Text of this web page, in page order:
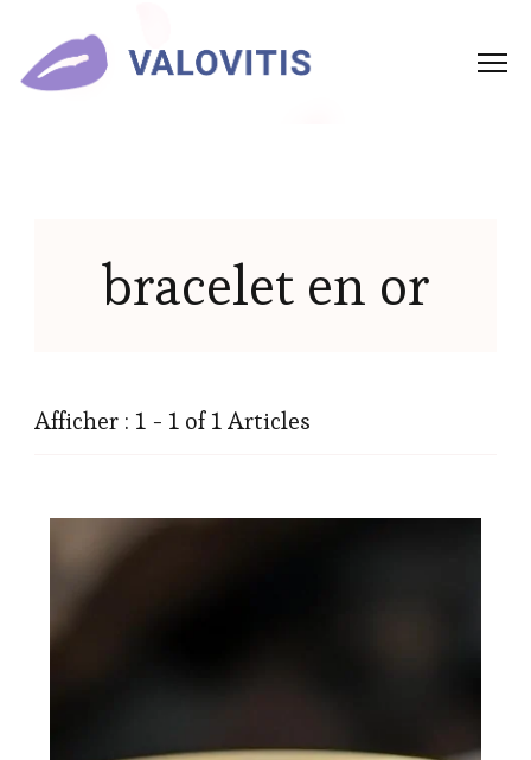
bracelet en or
Afficher : 1 - 1 of 1 Articles